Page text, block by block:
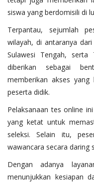
siswa yang berdomisili di
Terpantau, sejumlah
wilayah, di antaranya
Sulawesi Tengah, serta
diberikan sebagai
memberikan akses
peserta didik.
Pelaksanaan tes online
yang ketat untuk
seleksi. Selain itu,
wawancara secara daring
Dengan adanya
menunjukkan kesiapan